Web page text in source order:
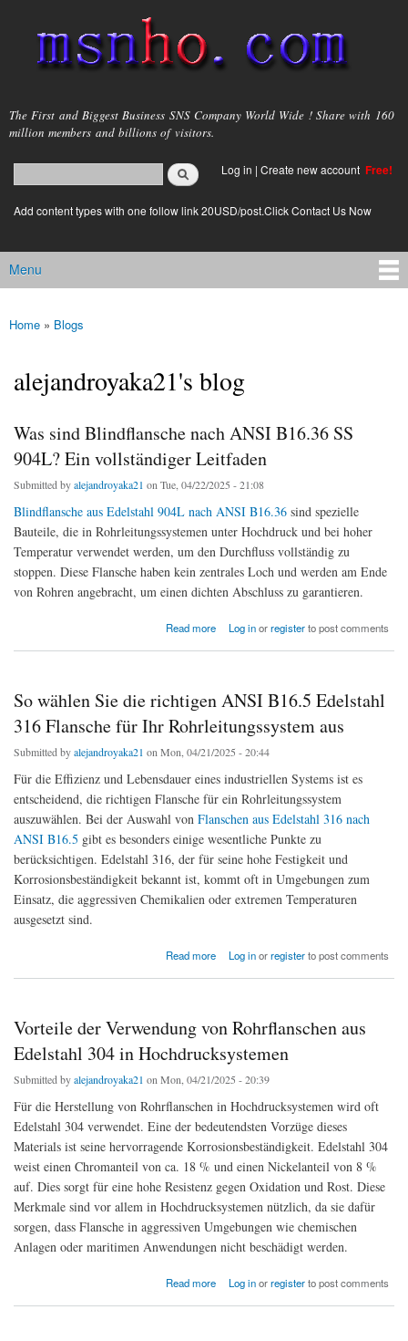
main
content
msnho.com
The First and Biggest Business SNS Company World Wide ! Share with 160
million members and billions of visitors.
Search form
login link
Log in | Create new account Free!
Add content types with one follow link 20USD/post.Click Contact Us Now
Main menu
Menu
You are here
Home » Blogs
alejandroyaka21's blog
Was sind Blindflansche nach ANSI B16.36 SS
904L? Ein vollständiger Leitfaden
Submitted byalejandroyaka21 on Tue, 04/22/2025 - 21:08
Blindflansche aus Edelstahl 904L nach ANSI B16.36 sind spezielle
Bauteile, die in Rohrleitungssystemen unter Hochdruck und bei hoher
Temperatur verwendet werden, um den Durchfluss vollständig zu
stoppen. Diese Flansche haben kein zentrales Loch und werden am Ende
von Rohren angebracht, um einen dichten Abschluss zu garantieren.
Read more
about Was sind Blindflansche nach ANSI B16.36 SS 904L? Ein vollständiger Leitfaden
Log inorregisterto post comments
So wählen Sie die richtigen ANSI B16.5 Edelstahl
316 Flansche für Ihr Rohrleitungssystem aus
Submitted byalejandroyaka21 on Mon, 04/21/2025 - 20:44
Für die Effizienz und Lebensdauer eines industriellen Systems ist es
entscheidend, die richtigen Flansche für ein Rohrleitungssystem
auszuwählen. Bei der Auswahl von Flanschen aus Edelstahl 316 nach
ANSI B16.5 gibt es besonders einige wesentliche Punkte zu
berücksichtigen. Edelstahl 316, der für seine hohe Festigkeit und
Korrosionsbeständigkeit bekannt ist, kommt oft in Umgebungen zum
Einsatz, die aggressiven Chemikalien oder extremen Temperaturen
ausgesetzt sind.
Read more
about So wählen Sie die richtigen ANSI B16.5 Edelstahl 316 Flansche für Ihr
Log inorregisterto post comments
Vorteile der Verwendung von Rohrflanschen aus
Edelstahl 304 in Hochdrucksystemen
Submitted byalejandroyaka21 on Mon, 04/21/2025 - 20:39
Für die Herstellung von Rohrflanschen in Hochdrucksystemen wird oft
Edelstahl 304 verwendet. Eine der bedeutendsten Vorzüge dieses
Materials ist seine hervorragende Korrosionsbeständigkeit. Edelstahl 304
weist einen Chromanteil von ca. 18 % und einen Nickelanteil von 8 %
auf. Dies sorgt für eine hohe Resistenz gegen Oxidation und Rost. Diese
Merkmale sind vor allem in Hochdrucksystemen nützlich, da sie dafür
sorgen, dass Flansche in aggressiven Umgebungen wie chemischen
Anlagen oder maritimen Anwendungen nicht beschädigt werden.
Read more
about Vorteile der Verwendung von Rohrflanschen aus Edelstahl 304 in
Log inorregisterto post comments